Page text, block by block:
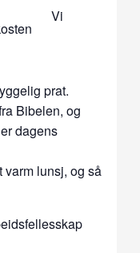
Vi
prat.
Bibelen, og
dagens
varm lunsj, og så